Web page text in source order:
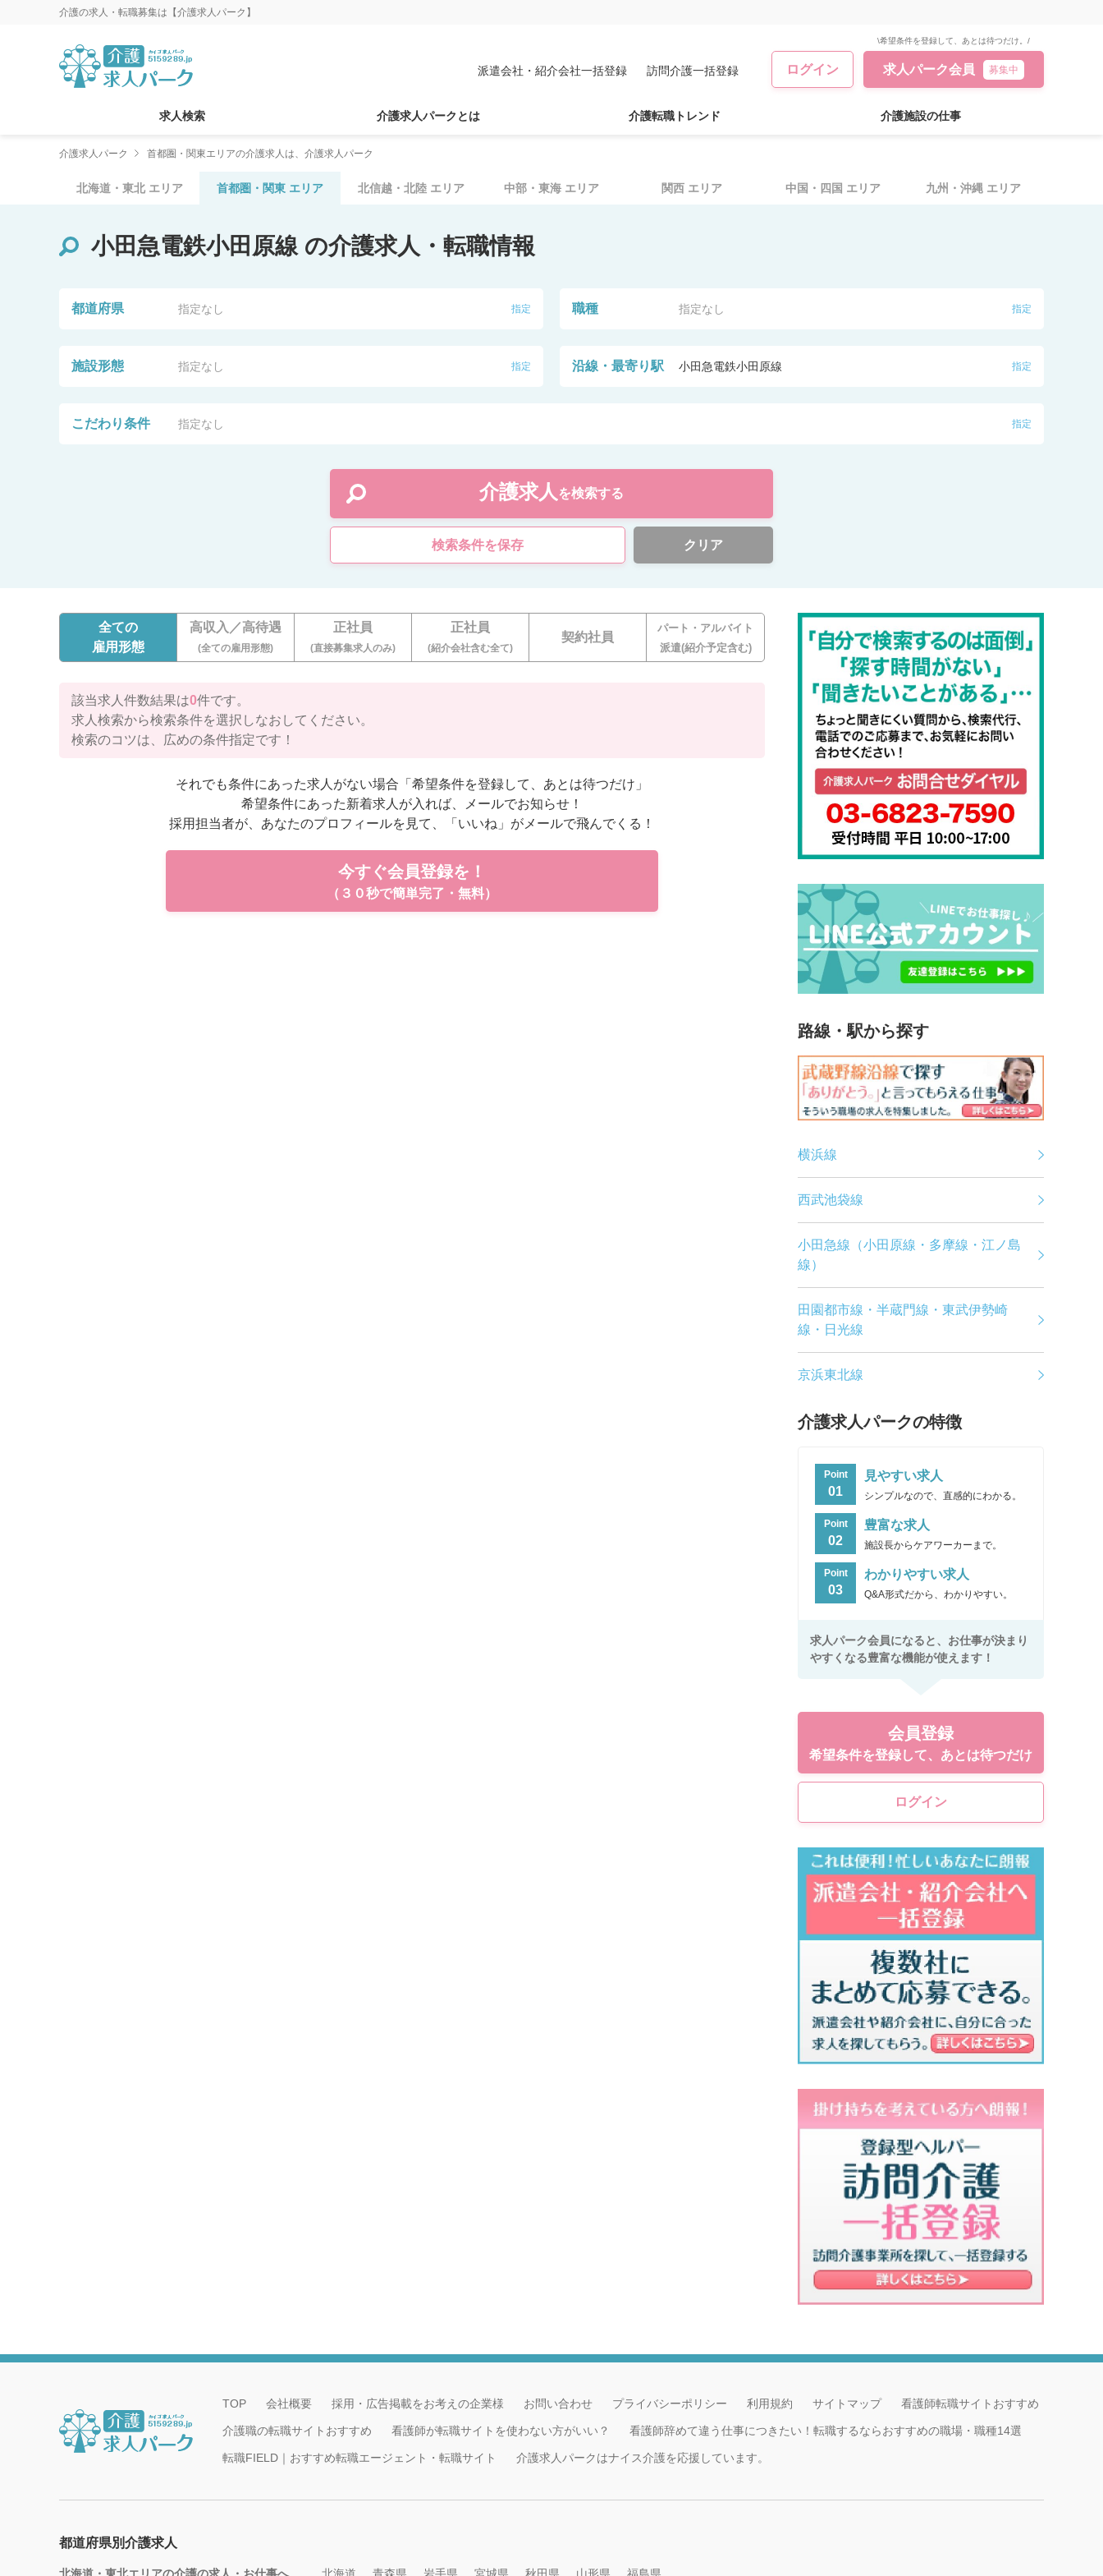
介護の求人・転職募集は【介護求人パーク】
派遣会社・紹介会社一括登録 訪問介護一括登録 ログイン
\希望条件を登録して、あとは待つだけ。/
求人パーク会員 募集中
求人検索 介護求人パークとは 介護転職トレンド 介護施設の仕事
介護求人パーク 首都圏・関東エリアの介護求人は、介護求人パーク
北海道・東北 エリア 首都圏・関東 エリア 北信越・北陸 エリア 中部・東海 エリア 関西 エリア 中国・四国 エリア 九州・沖縄 エリア
小田急電鉄小田原線 の介護求人・転職情報
都道府県 指定なし 指定 職種 指定なし 指定
施設形態 指定なし 指定 沿線・最寄り駅 小田急電鉄小田原線 指定
こだわり条件 指定なし 指定
介護求人 を検索する
検索条件を保存 クリア
全ての
雇用形態
高収入／高待遇
(全ての雇用形態)
正社員
(直接募集求人のみ)
正社員
(紹介会社含む全て)
契約社員
パート・アルバイト
派遣(紹介予定含む)
該当求人件数結果は0件です。
求人検索から検索条件を選択しなおしてください。
検索のコツは、広めの条件指定です！
それでも条件にあった求人がない場合「希望条件を登録して、あとは待つだけ」
希望条件にあった新着求人が入れば、メールでお知らせ！
採用担当者が、あなたのプロフィールを見て、「いいね」がメールで飛んでくる！
今すぐ会員登録を！
（３０秒で簡単完了・無料）
路線・駅から探す
横浜線
西武池袋線
小田急線（小田原線・多摩線・江ノ島
線）
田園都市線・半蔵門線・東武伊勢崎
線・日光線
京浜東北線
介護求人パークの特徴
Point
01
見やすい求人
シンプルなので、直感的にわかる。
Point
02
豊富な求人
施設長からケアワーカーまで。
Point
03
わかりやすい求人
Q&A形式だから、わかりやすい。
求人パーク会員になると、お仕事が決まり
やすくなる豊富な機能が使えます！
会員登録
希望条件を登録して、あとは待つだけ
ログイン
TOP 会社概要 採用・広告掲載をお考えの企業様 お問い合わせ プライバシーポリシー 利用規約 サイトマップ 看護師転職サイトおすすめ
介護職の転職サイトおすすめ 看護師が転職サイトを使わない方がいい？ 看護師辞めて違う仕事につきたい！転職するならおすすめの職場・職種14選
転職FIELD｜おすすめ転職エージェント・転職サイト 介護求人パークはナイス介護を応援しています。
都道府県別介護求人